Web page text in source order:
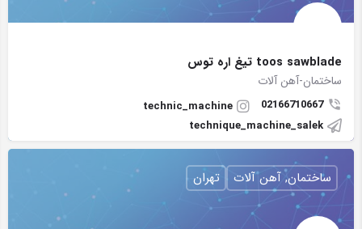
toos sawblade تیغ اره توس
ساختمان-آهن آلات
02166710667
technic_machine
technique_machine_salek
ساختمان, آهن آلات تهران